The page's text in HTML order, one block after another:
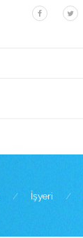
İşyeri